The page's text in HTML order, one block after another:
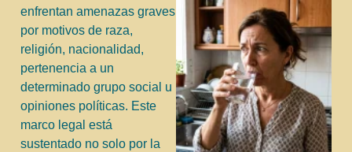
enfrentan amenazas graves
por motivos de raza,
religión, nacionalidad,
pertenencia a un
determinado grupo social u
opiniones políticas. Este
marco legal está
sustentado no solo por la